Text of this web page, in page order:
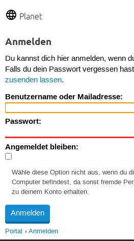
Planet
Anmelden
Du kannst dich hier anmelden, wenn
Falls du dein Passwort vergessen
zusenden lassen.
Benutzername oder Mailadresse:
Passwort:
Angemeldet bleiben:
Wähle diese Option nicht aus, wenn du
Computer befindest, da sonst fremde
zu deinem Konto erhalten.
Portal Anmelden